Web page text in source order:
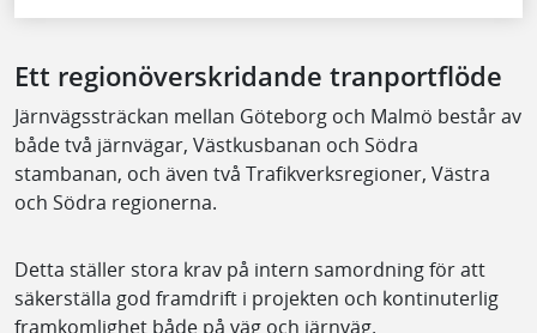
Ett regionöverskridande tranportflöde
Järnvägssträckan mellan Göteborg och Malmö består av
både två järnvägar, Västkusbanan och Södra
stambanan, och även två Trafikverksregioner, Västra
och Södra regionerna.
Detta ställer stora krav på intern samordning för att
säkerställa god framdrift i projekten och kontinuterlig
framkomlighet både på väg och järnväg.